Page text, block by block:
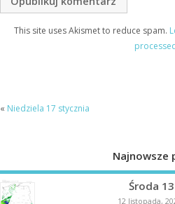
This site uses Akismet to reduce spam.
« Niedziela 17 stycznia
Najnowsze
Środa
12 listopada,